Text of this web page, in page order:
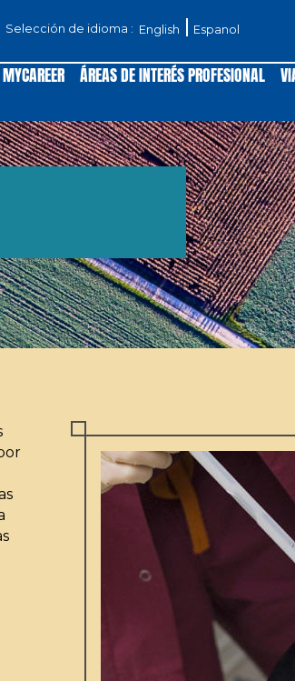
Selección de idioma : English Espanol
ÁREAS DE INTERÉS PROFESIONAL